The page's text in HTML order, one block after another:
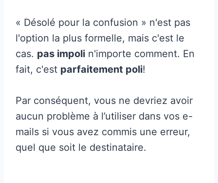
« Désolé pour la confusion » n'est pas
l'option la plus formelle, mais c'est le
cas. pas impoli n'importe comment. En
fait, c'est parfaitement poli!
Par conséquent, vous ne devriez avoir
aucun problème à l’utiliser dans vos e-
mails si vous avez commis une erreur,
quel que soit le destinataire.